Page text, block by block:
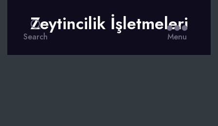
Search
Zeytincilik İşletmeleri
Menu